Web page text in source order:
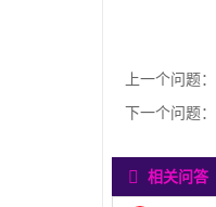
上一个问题：
下一个问题：
相关问答